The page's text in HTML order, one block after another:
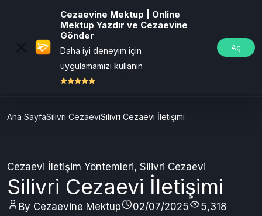
Cezaevine Mektup | Online
Mektup Yazdır ve Cezaevine
Gönder
Daha iyi deneyim için
uygulamamızı kullanın
Aç
Ana SayfaSilivri CezaeviSilivri Cezaevi İletişimi
Cezaevi İletişim Yöntemleri, Silivri Cezaevi
Silivri Cezaevi İletişimi
By Cezaevine Mektup 02/07/2025 5,318